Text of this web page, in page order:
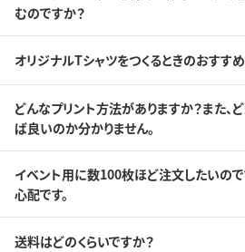
むのですか？
オリジナルTシャツをつくるときのおすす
どんなプリント方法がありますか？また、
ば良いのか分かりません。
イベント用に数100枚ほど注文したいの
心配です。
送料はどのくらいですか？